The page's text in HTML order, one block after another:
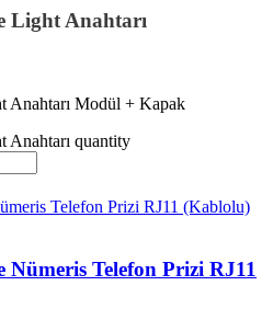
Light Anahtarı
Anahtarı Modül + Kapak
Anahtarı quantity
Telefon Prizi RJ11